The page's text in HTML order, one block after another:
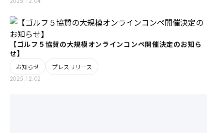
【ゴルフ５協賛の大規模オンラインコンペ開催決定のお知ら
せ】
お知らせ プレスリリース
2025.12.02